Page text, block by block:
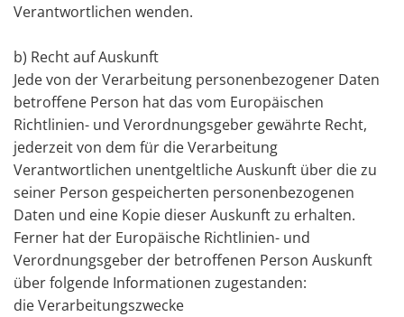
Verantwortlichen wenden.
b) Recht auf Auskunft
Jede von der Verarbeitung personenbezogener Daten
betroffene Person hat das vom Europäischen
Richtlinien- und Verordnungsgeber gewährte Recht,
jederzeit von dem für die Verarbeitung
Verantwortlichen unentgeltliche Auskunft über die zu
seiner Person gespeicherten personenbezogenen
Daten und eine Kopie dieser Auskunft zu erhalten.
Ferner hat der Europäische Richtlinien- und
Verordnungsgeber der betroffenen Person Auskunft
über folgende Informationen zugestanden:
die Verarbeitungszwecke